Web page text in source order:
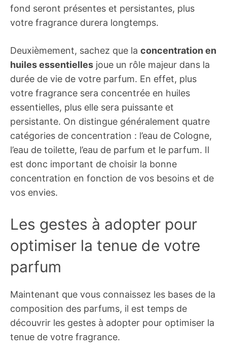
fond seront présentes et persistantes, plus
votre fragrance durera longtemps.
Deuxièmement, sachez que la concentration en
huiles essentielles joue un rôle majeur dans la
durée de vie de votre parfum. En effet, plus
votre fragrance sera concentrée en huiles
essentielles, plus elle sera puissante et
persistante. On distingue généralement quatre
catégories de concentration : l’eau de Cologne,
l’eau de toilette, l’eau de parfum et le parfum. Il
est donc important de choisir la bonne
concentration en fonction de vos besoins et de
vos envies.
Les gestes à adopter pour
optimiser la tenue de votre
parfum
Maintenant que vous connaissez les bases de la
composition des parfums, il est temps de
découvrir les gestes à adopter pour optimiser la
tenue de votre fragrance.